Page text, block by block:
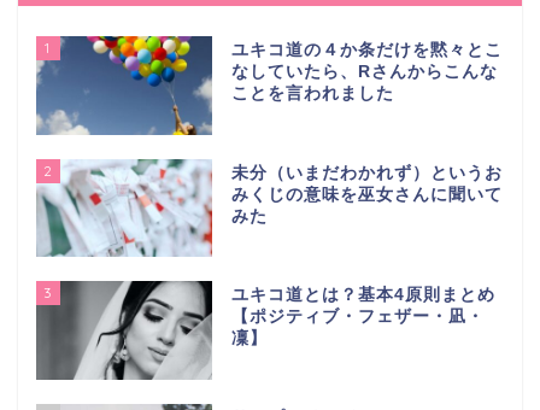
1
ユキコ道の４か条だけを黙々とこ
なしていたら、Rさんからこんな
ことを言われました
2
未分（いまだわかれず）というお
みくじの意味を巫女さんに聞いて
みた
3
ユキコ道とは？基本4原則まとめ
【ポジティブ・フェザー・凪・
凜】